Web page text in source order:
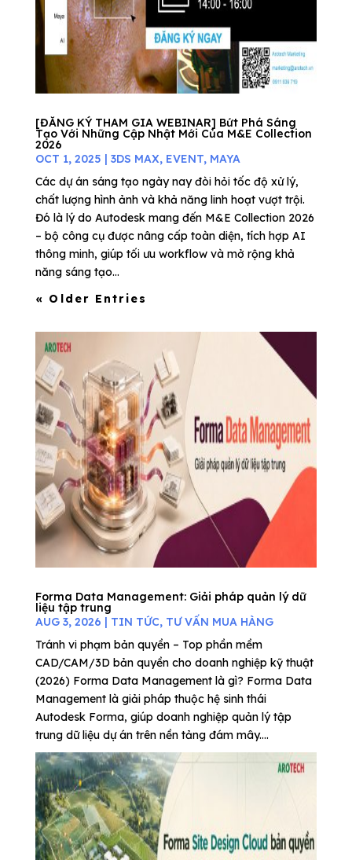
[ĐĂNG KÝ THAM GIA WEBINAR] Bứt Phá Sáng
Tạo Với Những Cập Nhật Mới Của M&E Collection
2026
OCT 1, 2025 | 3DS MAX, EVENT, MAYA
Các dự án sáng tạo ngày nay đòi hỏi tốc độ xử lý,
chất lượng hình ảnh và khả năng linh hoạt vượt trội.
Đó là lý do Autodesk mang đến M&E Collection 2026
– bộ công cụ được nâng cấp toàn diện, tích hợp AI
thông minh, giúp tối ưu workflow và mở rộng khả
năng sáng tạo...
« Older Entries
Forma Data Management: Giải pháp quản lý dữ
liệu tập trung
AUG 3, 2026 | TIN TỨC, TƯ VẤN MUA HÀNG
Tránh vi phạm bản quyền – Top phần mềm
CAD/CAM/3D bản quyền cho doanh nghiệp kỹ thuật
(2026) Forma Data Management là gì? Forma Data
Management là giải pháp thuộc hệ sinh thái
Autodesk Forma, giúp doanh nghiệp quản lý tập
trung dữ liệu dự án trên nền tảng đám mây....